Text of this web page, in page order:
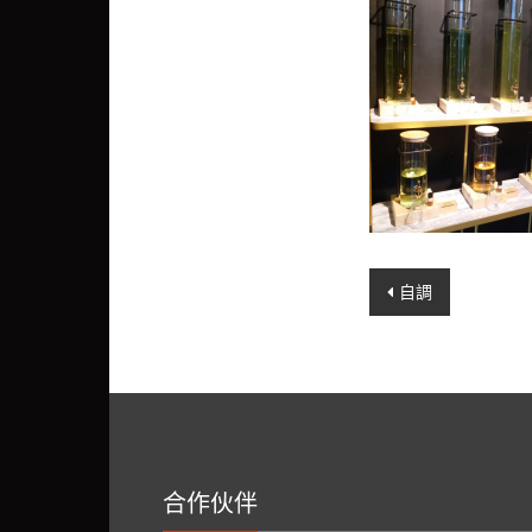
Post
自調
合作伙伴